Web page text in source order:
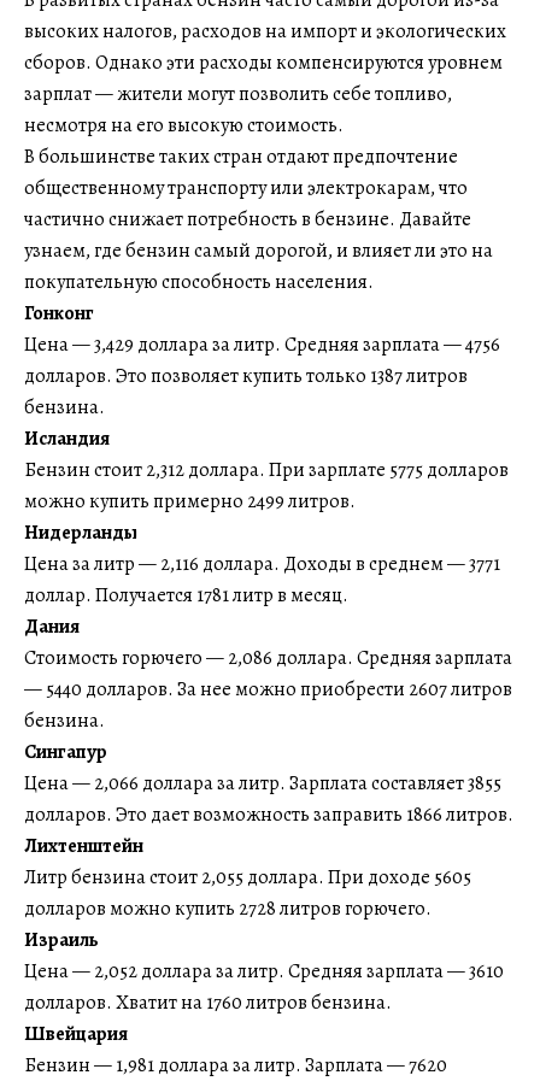
высоких налогов, расходов на импорт и экологических
сборов. Однако эти расходы компенсируются уровнем
зарплат — жители могут позволить себе топливо,
несмотря на его высокую стоимость.
В большинстве таких стран отдают предпочтение
общественному транспорту или электрокарам, что
частично снижает потребность в бензине. Давайте
узнаем, где бензин самый дорогой, и влияет ли это на
покупательную способность населения.
Гонконг
Цена — 3,429 доллара за литр. Средняя зарплата — 4756
долларов. Это позволяет купить только 1387 литров
бензина.
Исландия
Бензин стоит 2,312 доллара. При зарплате 5775 долларов
можно купить примерно 2499 литров.
Нидерланды
Цена за литр — 2,116 доллара. Доходы в среднем — 3771
доллар. Получается 1781 литр в месяц.
Дания
Стоимость горючего — 2,086 доллара. Средняя зарплата
— 5440 долларов. За нее можно приобрести 2607 литров
бензина.
Сингапур
Цена — 2,066 доллара за литр. Зарплата составляет 3855
долларов. Это дает возможность заправить 1866 литров.
Лихтенштейн
Литр бензина стоит 2,055 доллара. При доходе 5605
долларов можно купить 2728 литров горючего.
Израиль
Цена — 2,052 доллара за литр. Средняя зарплата — 3610
долларов. Хватит на 1760 литров бензина.
Швейцария
Бензин — 1,981 доллара за литр. Зарплата — 7620